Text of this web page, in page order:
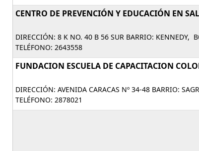
CENTRO DE PREVENCIÓN Y EDUCACIÓN EN
DIRECCIÓN: 8 K NO. 40 B 56 SUR BARRIO: KENNEDY,
TELÉFONO: 2643558
FUNDACION ESCUELA DE CAPACITACION
DIRECCIÓN: AVENIDA CARACAS Nº 34-48 BARRIO:
TELÉFONO: 2878021